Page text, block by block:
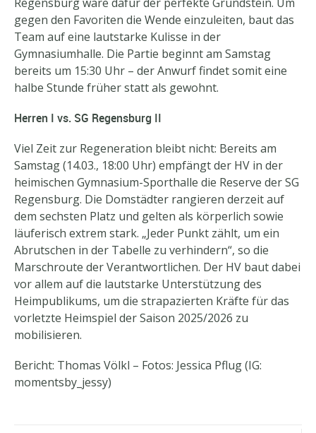
gegen den Favoriten die Wende einzuleiten, baut das
Team auf eine lautstarke Kulisse in der
Gymnasiumhalle. Die Partie beginnt am Samstag
bereits um 15:30 Uhr – der Anwurf findet somit eine
halbe Stunde früher statt als gewohnt.
Herren I vs. SG Regensburg II
Viel Zeit zur Regeneration bleibt nicht: Bereits am
Samstag (14.03., 18:00 Uhr) empfängt der HV in der
heimischen Gymnasium-Sporthalle die Reserve der SG
Regensburg. Die Domstädter rangieren derzeit auf
dem sechsten Platz und gelten als körperlich sowie
läuferisch extrem stark. „Jeder Punkt zählt, um ein
Abrutschen in der Tabelle zu verhindern“, so die
Marschroute der Verantwortlichen. Der HV baut dabei
vor allem auf die lautstarke Unterstützung des
Heimpublikums, um die strapazierten Kräfte für das
vorletzte Heimspiel der Saison 2025/2026 zu
mobilisieren.
Bericht: Thomas Völkl – Fotos: Jessica Pflug (IG:
momentsby_jessy)